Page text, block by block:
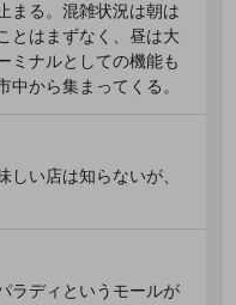
まる。混雑状況は朝は
とはまずなく、昼は大
ミナルとしての機能も
から集まってくる。
しい店は知らないが、
ラディというモールが